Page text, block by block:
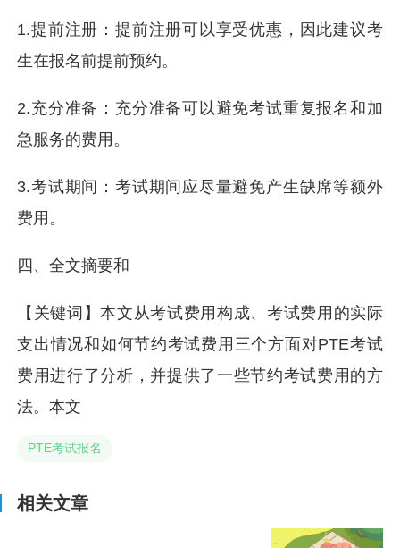
1.提前注册：提前注册可以享受优惠，因此建议考
生在报名前提前预约。
2.充分准备：充分准备可以避免考试重复报名和加
急服务的费用。
3.考试期间：考试期间应尽量避免产生缺席等额外
费用。
四、全文摘要和
【关键词】本文从考试费用构成、考试费用的实际
支出情况和如何节约考试费用三个方面对PTE考试
费用进行了分析，并提供了一些节约考试费用的方
法。本文
PTE考试报名
相关文章